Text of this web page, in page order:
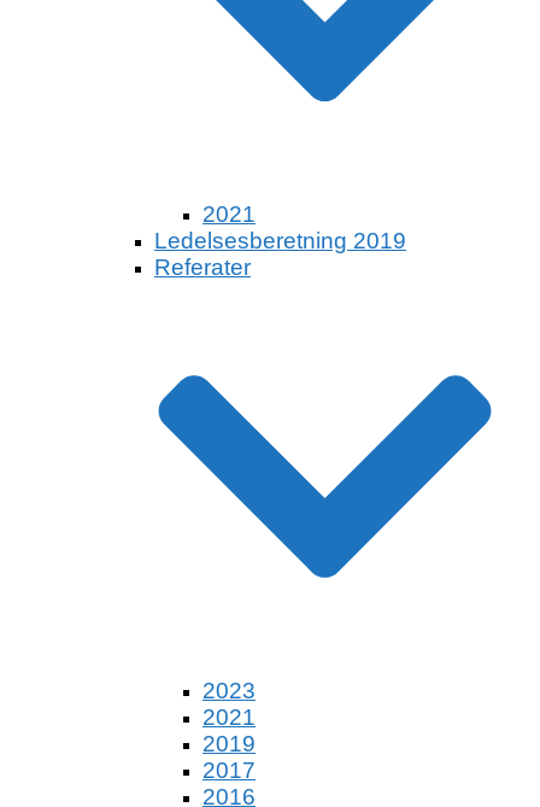
2021
Ledelsesberetning 2019
Referater
2023
2021
2019
2017
2016